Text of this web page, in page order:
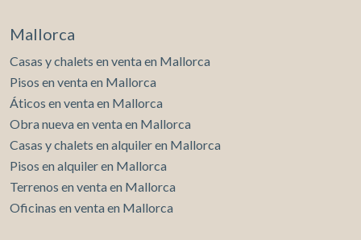
Mallorca
Casas y chalets en venta en Mallorca
Pisos en venta en Mallorca
Áticos en venta en Mallorca
Obra nueva en venta en Mallorca
Casas y chalets en alquiler en Mallorca
Pisos en alquiler en Mallorca
Terrenos en venta en Mallorca
Oficinas en venta en Mallorca